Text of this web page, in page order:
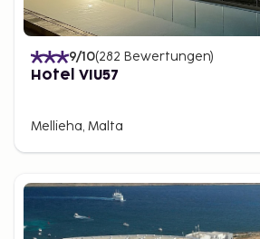
9/10(282 Bewertungen)
Hotel VIU57
Mellieha, Malta